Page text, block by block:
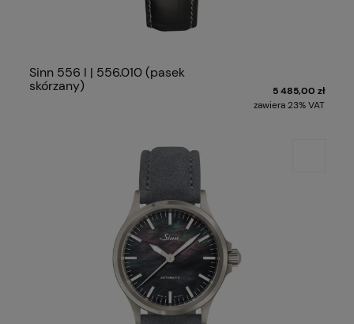
Sinn 556 I | 556.010 (pasek
skórzany)
5 485,00 zł
zawiera 23% VAT